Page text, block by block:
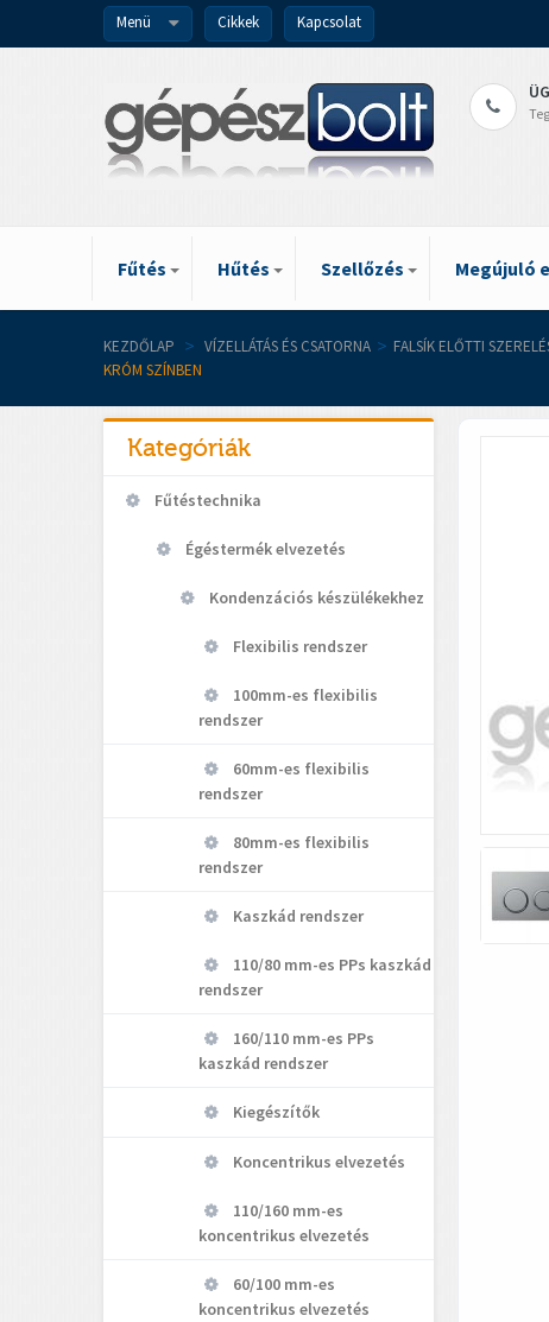
Menü Cikkek Kapcsolat
Fűtés Hűtés Szellőzés Megújuló
KEZDŐLAP > VÍZELLÁTÁS ÉS CSATORNA > FALSÍK ELŐTTI
KRÓM SZÍNBEN
Kategóriák
Fűtéstechnika
Égéstermék elvezetés
Kondenzációs készülékekhez
Flexibilis rendszer
100mm-es flexibilis
rendszer
60mm-es flexibilis
rendszer
80mm-es flexibilis
rendszer
Kaszkád rendszer
110/80 mm-es PPs kaszkád
rendszer
160/110 mm-es PPs
kaszkád rendszer
Kiegészítők
Koncentrikus elvezetés
110/160 mm-es
koncentrikus elvezetés
60/100 mm-es
koncentrikus elvezetés